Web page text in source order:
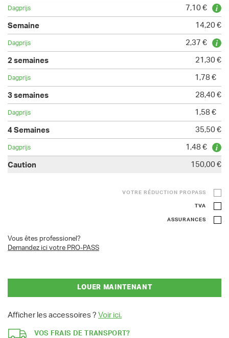
7,10 €
14,20 €
2,37 €
21,30 €
1,78 €
28,40 €
1,58 €
35,50 €
1,48 €
150,00 €
VOTRE RÉDUCTION PROPASS
TVA
ASSURANCES
Vous êtes professionel?
Demandez ici votre PRO-PASS
LOUER MAINTENANT
Afficher les accessoires ? Voir ici.
VOS FRAIS DE TRANSPORT?